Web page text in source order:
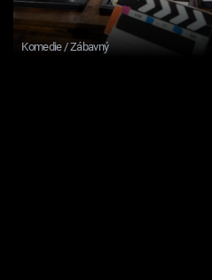
Komedie / Zábavný